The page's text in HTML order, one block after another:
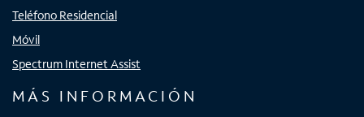
Teléfono Residencial
Móvil
Spectrum Internet Assist
MÁS INFORMACIÓN